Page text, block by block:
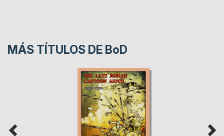
MÁS TÍTULOS DE BoD